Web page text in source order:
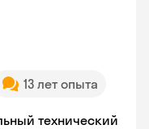
13 лет опыта
технический